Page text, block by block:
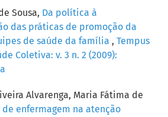
Sousa, Da política à
das práticas de promoção da
de saúde da família , Tempus
Coletiva: v. 3 n. 2 (2009):
Alvarenga, Maria Fátima de
de enfermagem na atenção